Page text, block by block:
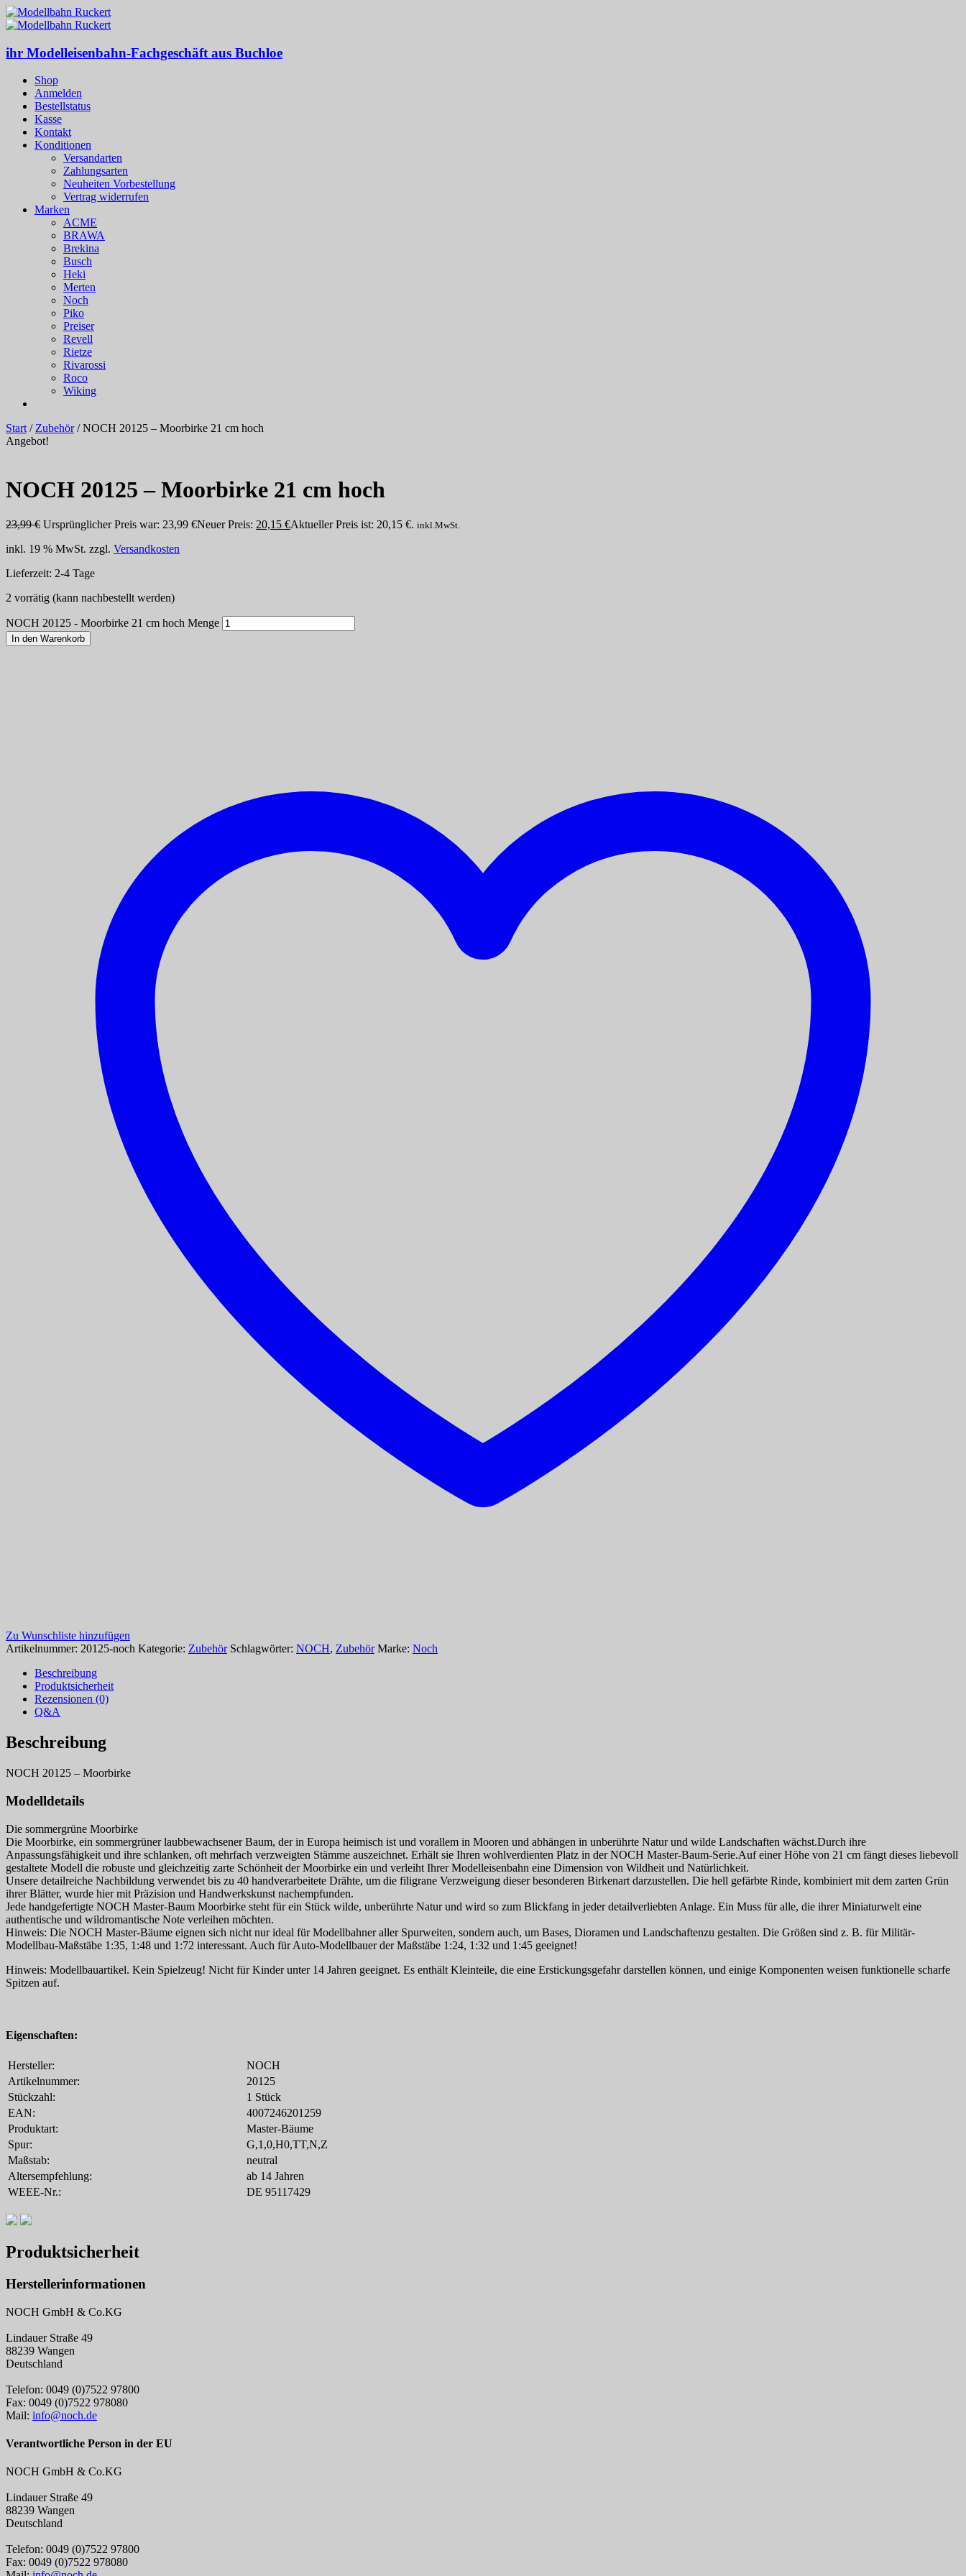
ihr Modelleisenbahn-Fachgeschäft aus Buchloe
Shop
Anmelden
Bestellstatus
Kasse
Kontakt
Konditionen
Versandarten
Zahlungsarten
Neuheiten Vorbestellung
Vertrag widerrufen
Marken
ACME
BRAWA
Brekina
Busch
Heki
Merten
Noch
Piko
Preiser
Revell
Rietze
Rivarossi
Roco
Wiking
Start/Zubehör/ NOCH 20125 – Moorbirke 21 cm hoch
Angebot!
NOCH 20125 – Moorbirke 21 cm hoch
23,99€ Ursprünglicher Preis war: 23,99 €Neuer Preis: 20,15 €Aktueller Preis ist: 20,15 €. inkl.MwSt.
inkl. 19 % MwSt. zzgl. Versandkosten
Lieferzeit: 2-4 Tage
2 vorrätig (kann nachbestellt werden)
NOCH 20125 - Moorbirke 21 cm hoch Menge
In den Warenkorb
Zu Wunschliste hinzufügen
Artikelnummer: 20125-noch Kategorie: Zubehör Schlagwörter: NOCH, Zubehör Marke: Noch
Beschreibung
Produktsicherheit
Rezensionen (0)
Q&A
Beschreibung
NOCH 20125 – Moorbirke
Modelldetails
Die sommergrüne Moorbirke
Die Moorbirke, ein sommergrüner laubbewachsener Baum, der in Europa heimisch ist und vorallem in Mooren und abhängen in unberührte Natur und wilde Landschaften wächst.Durch ihre
Anpassungsfähigkeit und ihre schlanken, oft mehrfach verzweigten Stämme auszeichnet. Erhält sie Ihren wohlverdienten Platz in der NOCH Master-Baum-Serie.Auf einer Höhe von 21 cm fängt dieses liebevoll
gestaltete Modell die robuste und gleichzeitig zarte Schönheit der Moorbirke ein und verleiht Ihrer Modelleisenbahn eine Dimension von Wildheit und Natürlichkeit.
Unsere detailreiche Nachbildung verwendet bis zu 40 handverarbeitete Drähte, um die filigrane Verzweigung dieser besonderen Birkenart darzustellen. Die hell gefärbte Rinde, kombiniert mit dem zarten Grün
ihrer Blätter, wurde hier mit Präzision und Handwerkskunst nachempfunden.
Jede handgefertigte NOCH Master-Baum Moorbirke steht für ein Stück wilde, unberührte Natur und wird so zum Blickfang in jeder detailverliebten Anlage. Ein Muss für alle, die ihrer Miniaturwelt eine
authentische und wildromantische Note verleihen möchten.
Hinweis: Die NOCH Master-Bäume eignen sich nicht nur ideal für Modellbahner aller Spurweiten, sondern auch, um Bases, Dioramen und Landschaftenzu gestalten. Die Größen sind z. B. für Militär-
Modellbau-Maßstäbe 1:35, 1:48 und 1:72 interessant. Auch für Auto-Modellbauer der Maßstäbe 1:24, 1:32 und 1:45 geeignet!
Hinweis: Modellbauartikel. Kein Spielzeug! Nicht für Kinder unter 14 Jahren geeignet. Es enthält Kleinteile, die eine Erstickungsgefahr darstellen können, und einige Komponenten weisen funktionelle scharfe
Spitzen auf.
Eigenschaften:
Hersteller:
NOCH
Artikelnummer:
20125
Stückzahl:
1 Stück
EAN:
4007246201259
Produktart:
Master-Bäume
Spur:
G,1,0,H0,TT,N,Z
Maßstab:
neutral
Altersempfehlung:
ab 14 Jahren
WEEE-Nr.:
DE 95117429
Produktsicherheit
Herstellerinformationen
NOCH GmbH & Co.KG
Lindauer Straße 49
88239 Wangen
Deutschland
Telefon: 0049 (0)7522 97800
Fax: 0049 (0)7522 978080
Mail: info@noch.de
Verantwortliche Person in der EU
NOCH GmbH & Co.KG
Lindauer Straße 49
88239 Wangen
Deutschland
Telefon: 0049 (0)7522 97800
Fax: 0049 (0)7522 978080